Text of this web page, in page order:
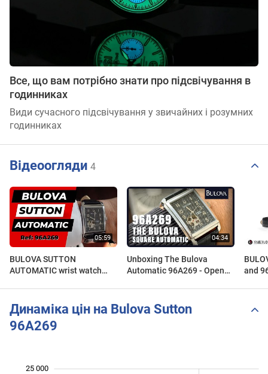
Все, що вам потрібно знати про підсвічування в
годинниках
Види сучасного підсвічування у звичайних і розумних
годинниках
Відеоогляди 4
BULOVA SUTTON
AUTOMATIC wrist watch
design
Unboxing The Bulova
Automatic 96A269 - Open
and
Динаміка цін на Bulova Sutton
96A269
25 000